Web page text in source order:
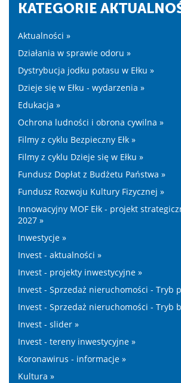
KATEGORIE
Aktualności »
Działania w sprawie odoru »
Dystrybucja jodku potasu w Ełku »
Dzieje się w Ełku - wydarzenia »
Edukacja »
Ochrona ludności i obrona cywilna »
Filmy z cyklu Bezpieczny Ełk »
Filmy z cyklu Dzieje się w Ełku »
Fundusz Dopłat z Budżetu Państwa »
Fundusz Rozwoju Kultury Fizycznej »
Innowacyjny MOF Ełk - projekt
2027 »
Inwestycje »
Invest - aktualności »
Invest - projekty inwestycyjne »
Invest - Sprzedaż nieruchomości - Tryb
Invest - Sprzedaż nieruchomości - Tryb
Invest - slider »
Invest - tereny inwestycyjne »
Koronawirus - informacje »
Kultura »